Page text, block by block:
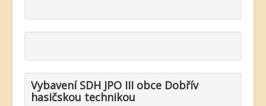
Vybavení SDH JPO III obce Dobřív
hasičskou technikou